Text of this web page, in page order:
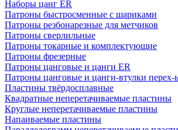
Наборы цанг ER
Патроны быстросменные с шариками
Патроны резбонарезные для метчиков
Патроны сверлильные
Патроны токарные и комплектующие
Патроны фрезерные
Патроны цанговые и цанги ER
Патроны цанговые и цанги-втулки перех-
Пластины твёрдосплавные
Квадратные неперетачиваемые пластины
Круглые неперетачиваемые пластины
Напаиваемые пластины